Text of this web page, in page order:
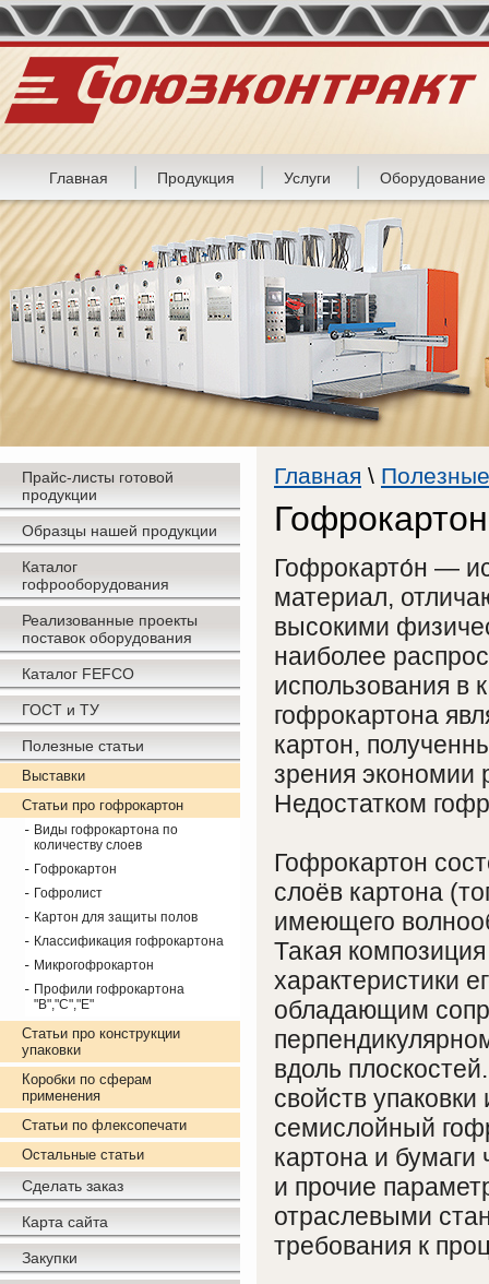
Главная Продукция Услуги Оборудование
Главная \
Гофрокартон
Гофрокарто́н —
материал,
высокими
наиболее
использования в
гофрокартона
картон,
зрения
Недостатком
Гофрокартон
слоёв картона
имеющего
Такая
характеристики
обладающим
вдоль
свойств
семислойный
картона и
и прочие
отраслевыми
требования к
Прайс-листы готовой
продукции
Образцы нашей продукции
Каталог
гофрооборудования
Реализованные проекты
поставок оборудования
Каталог FEFCO
ГОСТ и ТУ
Полезные статьи
Выставки
Статьи про гофрокартон
Виды гофрокартона по
количеству слоев
Гофрокартон
Гофролист
Картон для защиты полов
Классификация гофрокартона
Микрогофрокартон
Профили гофрокартона
"B","С","E"
Статьи про конструкции
упаковки
Коробки по сферам
применения
Статьи по флексопечати
Остальные статьи
Сделать заказ
Карта сайта
Закупки